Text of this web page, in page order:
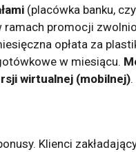
(placówka banku,
ramach promocji
opłata za
w miesiącu.
wirtualnej (mobilnej).
Klienci